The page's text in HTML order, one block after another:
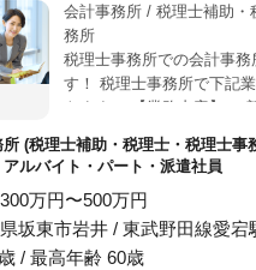
会計事務所 / 税理士補助・税理士・税理士事
務所
税理士事務所での会計事務
す！ 税理士事務所で下記
きます。 【業務内容】 ・
務コンサルティング・自計
申告書作成(法人税・消費
計算 ・社会保険、労働保
申告時期の対応(個人事業主
末調整や法定調書の作成 ＊
バイト・パートも募集！ ＊
(税理士補助・税理士・税理士事
ルバイト・パート・派遣社員
万円〜500万円
坂東市岩井 / 東武野田線愛宕
/ 最高年齢 60歳